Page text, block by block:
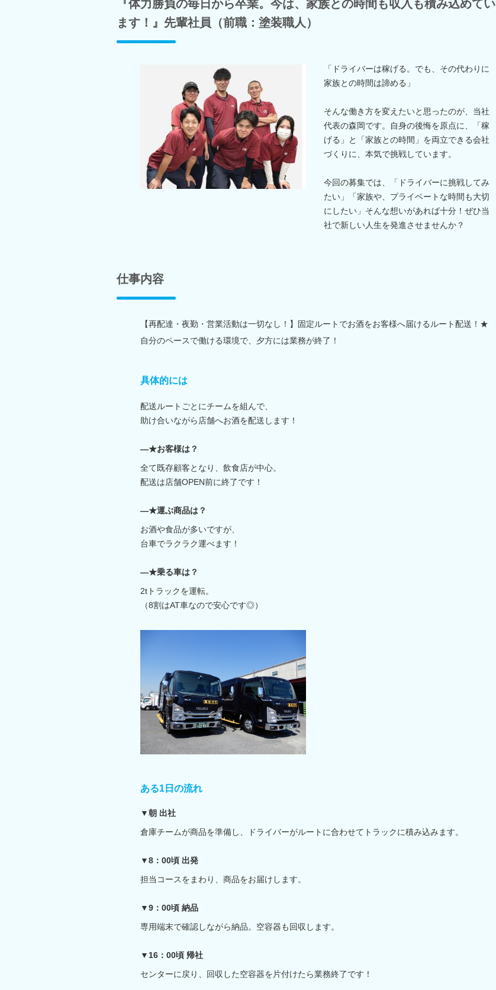
『体力勝負の毎日から卒業。今は、家族との時間も収入も積み込めてい
ます！』先輩社員（前職：塗装職人）
「ドライバーは稼げる。でも、その代わりに
家族との時間は諦める」
そんな働き方を変えたいと思ったのが、当社
代表の森岡です。自身の後悔を原点に、「稼
げる」と「家族との時間」を両立できる会社
づくりに、本気で挑戦しています。
今回の募集では、「ドライバーに挑戦してみ
たい」「家族や、プライベートな時間も大切
にしたい」そんな想いがあれば十分！ぜひ当
社で新しい人生を発進させませんか？
仕事内容
【再配達・夜勤・営業活動は一切なし！】固定ルートでお酒をお客様へ届けるルート配送！★
自分のペースで働ける環境で、夕方には業務が終了！
具体的には
配送ルートごとにチームを組んで、
助け合いながら店舗へお酒を配送します！
―★お客様は？
全て既存顧客となり、飲食店が中心。
配送は店舗OPEN前に終了です！
―★運ぶ商品は？
お酒や食品が多いですが、
台車でラクラク運べます！
―★乗る車は？
2tトラックを運転。
（8割はAT車なので安心です◎）
ある1日の流れ
▼朝 出社
倉庫チームが商品を準備し、ドライバーがルートに合わせてトラックに積み込みます。
▼8：00頃 出発
担当コースをまわり、商品をお届けします。
▼9：00頃 納品
専用端末で確認しながら納品。空容器も回収します。
▼16：00頃 帰社
センターに戻り、回収した空容器を片付けたら業務終了です！